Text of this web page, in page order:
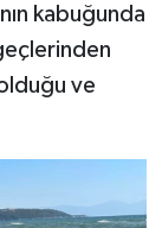
kabuğunda
ve